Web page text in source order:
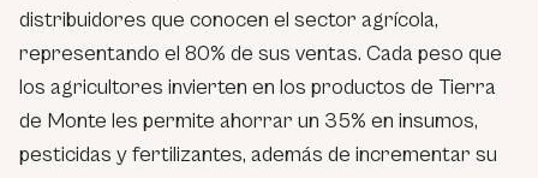
distribuidores que conocen el sector agrícola,
representando el 80% de sus ventas. Cada peso que
los agricultores invierten en los productos de Tierra
de Monte les permite ahorrar un 35% en insumos,
pesticidas y fertilizantes, además de incrementar su